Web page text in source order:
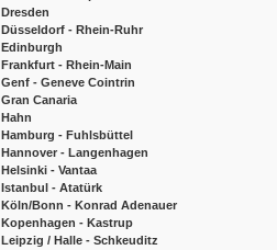
Dresden
Düsseldorf - Rhein-Ruhr
Edinburgh
Frankfurt - Rhein-Main
Genf - Geneve Cointrin
Gran Canaria
Hahn
Hamburg - Fuhlsbüttel
Hannover - Langenhagen
Helsinki - Vantaa
Istanbul - Atatürk
Köln/Bonn - Konrad Adenauer
Kopenhagen - Kastrup
Leipzig / Halle - Schkeuditz